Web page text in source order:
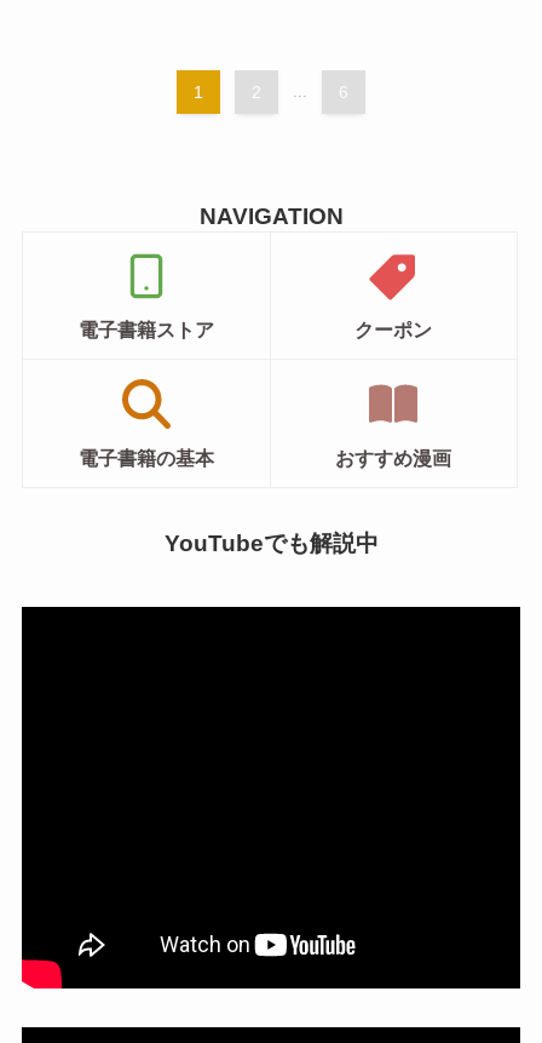
1 2 ... 6
NAVIGATION
電子書籍ストア クーポン
電子書籍の基本 おすすめ漫画
YouTubeでも解説中